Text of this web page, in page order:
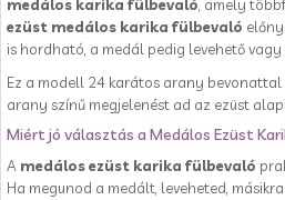
medálos karika fülbevaló , amely
ezüst medálos karika fülbevaló
is hordható, a medál pedig levehető
Ez a modell 24 karátos arany bevonattal
arany színű megjelenést ad az ezüst
Miért jó választás a Medálos Ezüst
A medálos ezüst karika fülbevaló
Ha megunod a medált, leveheted,